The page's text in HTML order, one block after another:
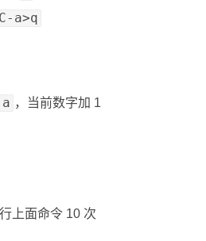
a>q
a ，当前数字加 1
上面命令 10 次